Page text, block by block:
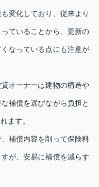
変化しており、従来より
ていることから、更新の
なっている点にも注意が
オーナーは建物の構造や
補償を選びながら負担と
ます。
補償内容を削って保険料
が、安易に補償を減らす